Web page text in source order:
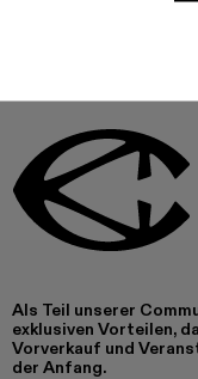
Als Teil unserer
exklusiven Vorteilen,
Vorverkauf und
der Anfang.